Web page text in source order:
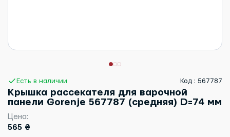
Есть в наличии Код : 567787
Крышка рассекателя для варочной
панели Gorenje 567787 (средняя) D=74 мм
Цена:
565 ₴